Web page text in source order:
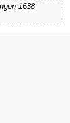
1638